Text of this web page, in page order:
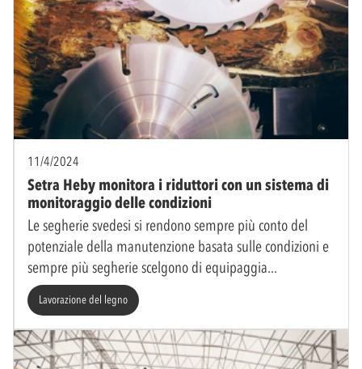
11/4/2024
Setra Heby monitora i riduttori con un sistema di
monitoraggio delle condizioni
Le segherie svedesi si rendono sempre più conto del
potenziale della manutenzione basata sulle condizioni e
sempre più segherie scelgono di equipaggia
Lavorazione del legno